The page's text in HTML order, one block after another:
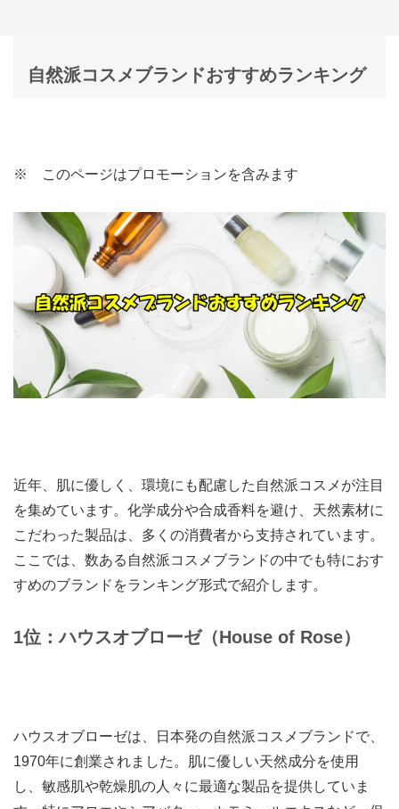
自然派コスメブランドおすすめランキング
※ このページはプロモーションを含みます
近年、肌に優しく、環境にも配慮した自然派コスメが注目
を集めています。化学成分や合成香料を避け、天然素材に
こだわった製品は、多くの消費者から支持されています。
ここでは、数ある自然派コスメブランドの中でも特におす
すめのブランドをランキング形式で紹介します。
1位：ハウスオブローゼ（House of Rose）
ハウスオブローゼは、日本発の自然派コスメブランドで、
1970年に創業されました。肌に優しい天然成分を使用
し、敏感肌や乾燥肌の人々に最適な製品を提供していま